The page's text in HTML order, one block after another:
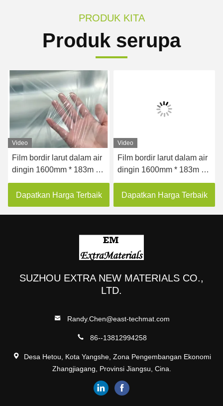
PRODUK KITA
Produk serupa
Video
Film bordir larut dalam air
dingin 1600mm * 183m *
45 mikron datar
Dapatkan Harga Terbaik
Video
Film bordir larut dalam air
dingin 1600mm * 183m *
35 Mikron
Dapatkan Harga Terbaik
SUZHOU EXTRA NEW MATERIALS CO.,
LTD.
Randy.Chen@east-techmat.com
86--13812994258
Desa Hetou, Kota Yangshe, Zona Pengembangan Ekonomi
Zhangjiagang, Provinsi Jiangsu, Cina.